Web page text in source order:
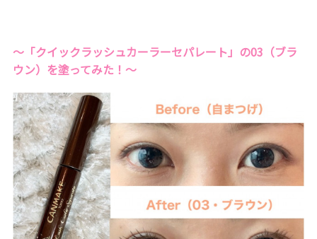
〜「クイックラッシュカーラーセパレート」の03（ブラ
ウン）を塗ってみた！〜